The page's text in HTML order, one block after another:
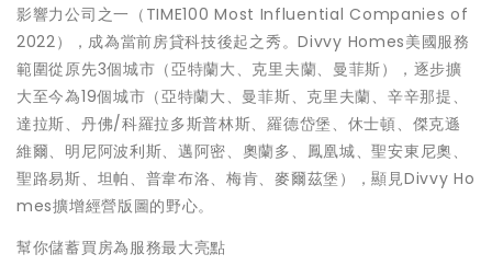
影響力公司之一（TIME100 Most Influential Companies of
2022），成為當前房貸科技後起之秀。Divvy Homes美國服務
範圍從原先3個城市（亞特蘭大、克里夫蘭、曼菲斯），逐步擴
大至今為19個城市（亞特蘭大、曼菲斯、克里夫蘭、辛辛那提、
達拉斯、丹佛/科羅拉多斯普林斯、羅德岱堡、休士頓、傑克遜
維爾、明尼阿波利斯、邁阿密、奧蘭多、鳳凰城、聖安東尼奧、
聖路易斯、坦帕、普韋布洛、梅肯、麥爾茲堡），顯見Divvy Ho
mes擴增經營版圖的野心。
幫你儲蓄買房為服務最大亮點